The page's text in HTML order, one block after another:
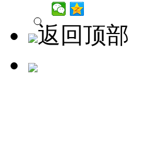
返回顶部